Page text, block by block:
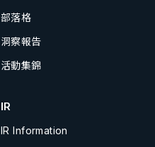
部落格
洞察報告
活動集錦
IR
IR Information